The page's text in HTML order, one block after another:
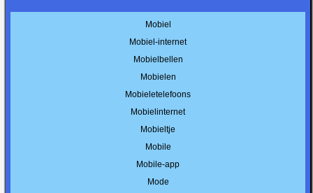
Mobiel
Mobiel-internet
Mobielbellen
Mobielen
Mobieletelefoons
Mobielinternet
Mobieltje
Mobile
Mobile-app
Mode